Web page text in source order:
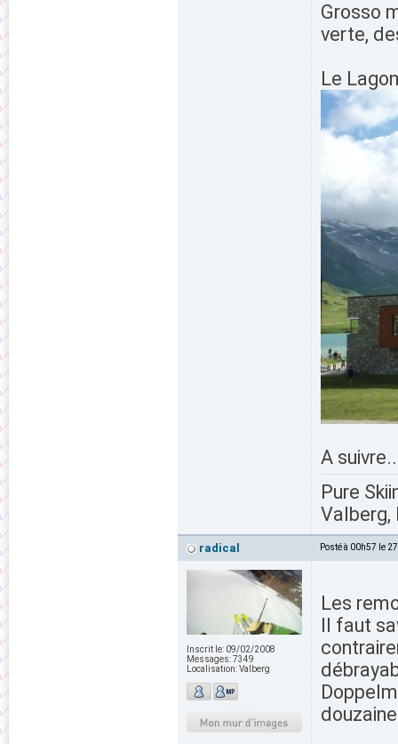
Grosso
verte,
Le
A
Pure
Valberg,
radical Posté à 00h57 le
Inscrit le: 09/02/2008
Messages:7349
Localisation:Valberg
Les
Il faut